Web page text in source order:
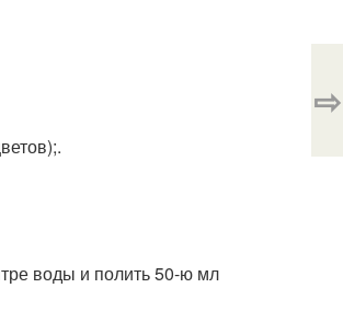
воды и полить 50-ю мл
⇨